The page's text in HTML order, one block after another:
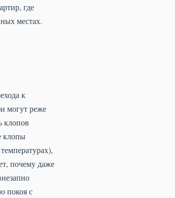
где
местах.
к
могут реже
клопов
клопы
почему даже
покоя с